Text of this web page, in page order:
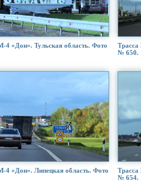
4 «Дон». Тульская область. Фото
№ 650.
4 «Дон». Липецкая область. Фото
№ 654.